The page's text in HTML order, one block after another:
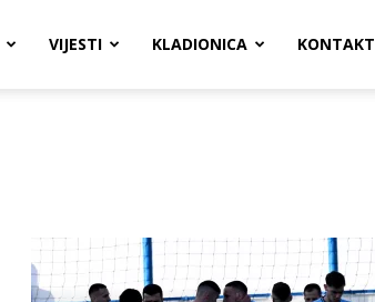
VIJESTI KLADIONICA KONTAKT